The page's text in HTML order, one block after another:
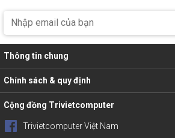
Thông tin chung
Chính sách & quy định
Cộng đồng Trivietcomputer
Trivietcomputer Việt Nam